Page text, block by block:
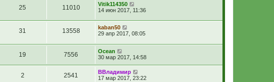
25 11010
Vitik114350
14 июн 2017, 11:36
31 13558
kaban50
29 апр 2017, 08:05
19 7556
Ocean
30 мар 2017, 14:58
2 2541
ВВладимир
17 мар 2017, 23:22